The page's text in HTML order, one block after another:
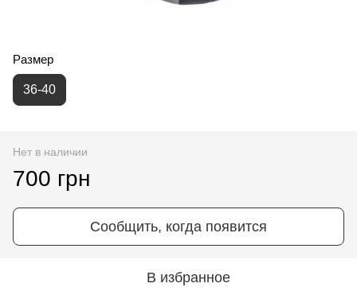
Размер
36-40
Нет в наличии
700 грн
Сообщить, когда появится
В избранное